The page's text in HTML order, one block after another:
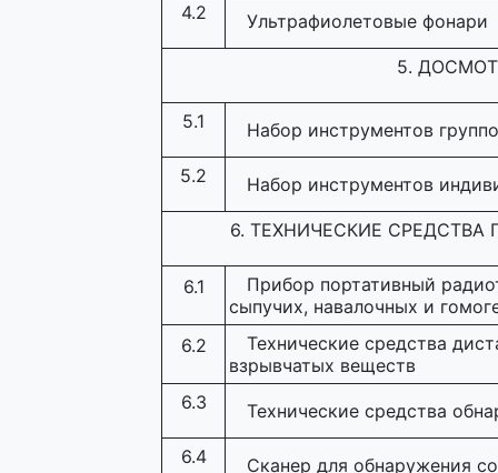
4.2 Ультрафиолетовые фонари
5.
5.1 Набор инструментов
5.2 Набор инструментов
6. ТЕХНИЧЕСКИЕ
6.1
Прибор портативный
сыпучих, навалочных и
6.2
Технические средства
взрывчатых веществ
6.3
Технические средства
6.4 Сканер для обнаружения